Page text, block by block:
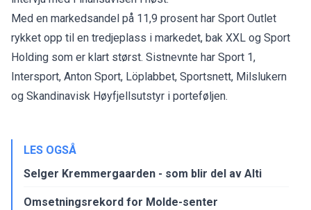
Med en markedsandel på 11,9 prosent har Sport Outlet
rykket opp til en tredjeplass i markedet, bak XXL og Sport
Holding som er klart størst. Sistnevnte har Sport 1,
Intersport, Anton Sport, Löplabbet, Sportsnett, Milslukern
og Skandinavisk Høyfjellsutstyr i porteføljen.
LES OGSÅ
Selger Kremmergaarden - som blir del av Alti
Omsetningsrekord for Molde-senter